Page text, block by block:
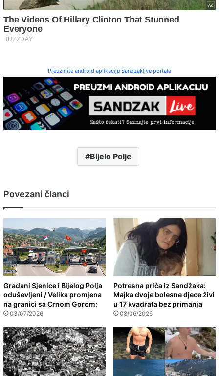
Preuzmite android aplikaciju Sandzaklive portala
Bijelo Polje
Povezani članci
Građani Sjenice i Bijelog Polja
oduševljeni / Velika promjena
na granici sa Crnom Gorom:
03/07/2026
Potresna priča iz Sandžaka:
Majka dvoje bolesne djece živi
u 17 kvadrata bez primanja
08/06/2026